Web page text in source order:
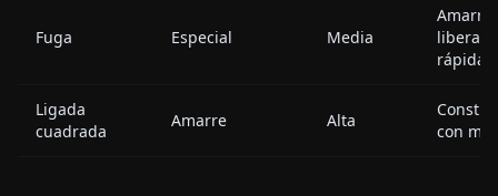
Fuga Especial Media
rápida
Ligada
cuadrada
Amarre Alta
con